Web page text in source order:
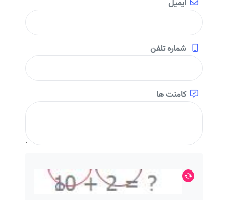
ایمیل
شماره تلفن
کامنت ها